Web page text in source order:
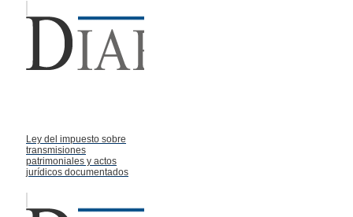
Ley del impuesto sobre
transmisiones
patrimoniales y actos
jurídicos documentados